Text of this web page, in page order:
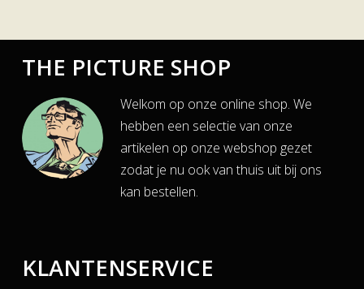
THE PICTURE SHOP
Welkom op onze online shop. We
hebben een selectie van onze
artikelen op onze webshop gezet
zodat je nu ook van thuis uit bij ons
kan bestellen.
KLANTENSERVICE